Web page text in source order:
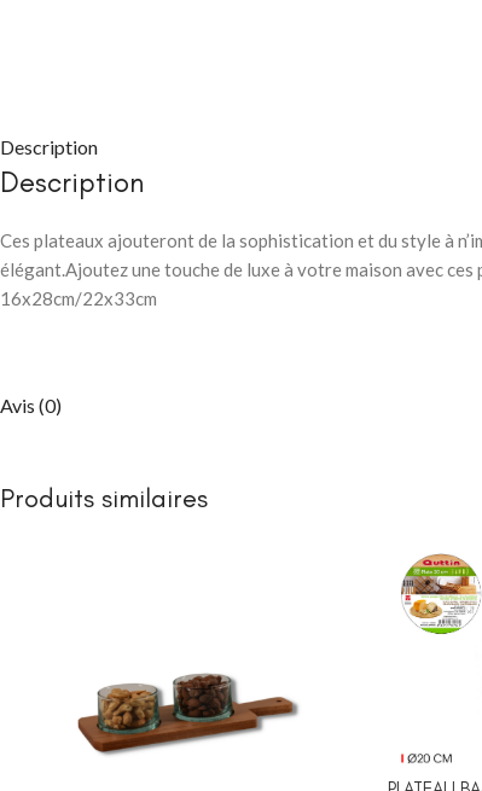
Packs
enfant
CHAMBRE
Lits bébé
Description
Description
Ces plateaux ajouteront de la sophistication et du style à
élégant.Ajoutez une touche de luxe à votre maison avec
16x28cm/22x33cm
Avis (0)
Produits similaires